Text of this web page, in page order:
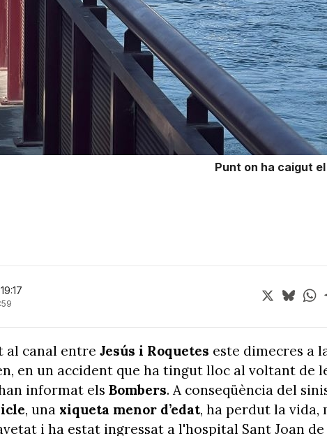
Punt on ha caigut
X
al canal entre Jesús i Roquetes este dimecres a
en un accident que ha tingut lloc al voltant de
informat els Bombers. A conseqüència del
, una xiqueta menor d’edat, ha perdut la vida,
i ha estat ingressat a l'hospital Sant Joan de